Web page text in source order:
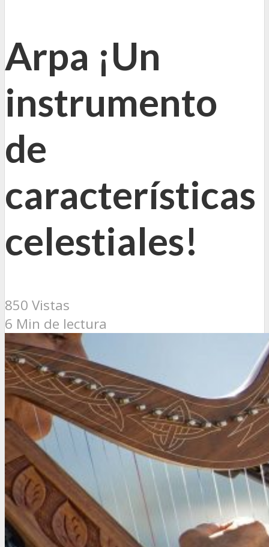
Arpa ¡Un
instrumento
de
características
celestiales!
850 Vistas
6 Min de lectura